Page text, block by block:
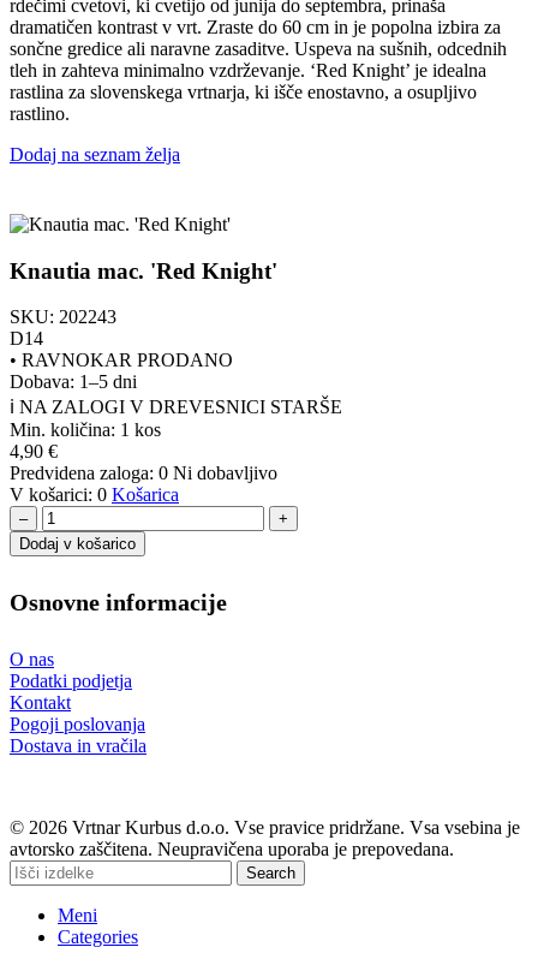
rdečimi cvetovi, ki cvetijo od junija do septembra, prinaša
dramatičen kontrast v vrt. Zraste do 60 cm in je popolna izbira za
sončne gredice ali naravne zasaditve. Uspeva na sušnih, odcednih
tleh in zahteva minimalno vzdrževanje. ‘Red Knight’ je idealna
rastlina za slovenskega vrtnarja, ki išče enostavno, a osupljivo
rastlino.
Dodaj na seznam želja
Knautia mac. 'Red Knight'
SKU: 202243
D14
• RAVNOKAR PRODANO
Dobava: 1–5 dni
ℹ️ NA ZALOGI V DREVESNICI STARŠE
Min. količina: 1 kos
4,90 €
Predvidena zaloga: 0 Ni dobavljivo
V košarici: 0 Košarica
–
+
Dodaj v košarico
Osnovne informacije
O nas
Podatki podjetja
Kontakt
Pogoji poslovanja
Dostava in vračila
© 2026 Vrtnar Kurbus d.o.o. Vse pravice pridržane. Vsa vsebina je
avtorsko zaščitena. Neupravičena uporaba je prepovedana.
Search
Meni
Categories